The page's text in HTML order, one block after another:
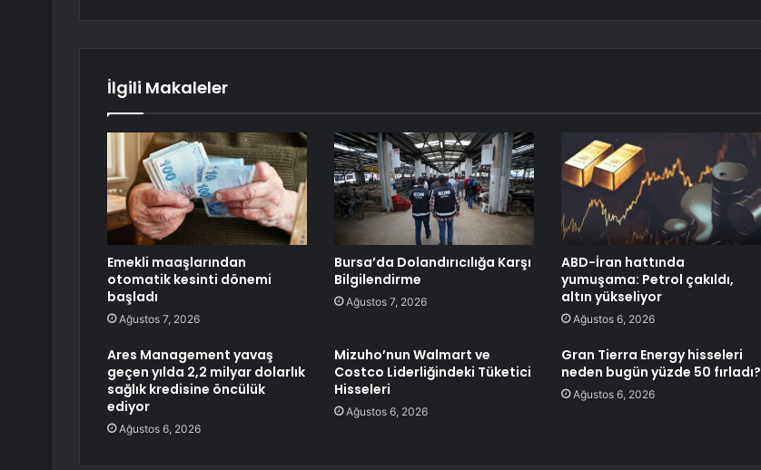
İlgili Makaleler
Emekli maaşlarından
otomatik kesinti dönemi
başladı
Ağustos 7, 2026
Bursa’da Dolandırıcılığa Karşı
Bilgilendirme
Ağustos 7, 2026
ABD-İran hattında
yumuşama: Petrol çakıldı,
altın yükseliyor
Ağustos 6, 2026
Ares Management yavaş
geçen yılda 2,2 milyar dolarlık
sağlık kredisine öncülük
ediyor
Ağustos 6, 2026
Mizuho’nun Walmart ve
Costco Liderliğindeki Tüketici
Hisseleri
Ağustos 6, 2026
Gran Tierra Energy hisseleri
neden bugün yüzde 50 fırladı?
Ağustos 6, 2026